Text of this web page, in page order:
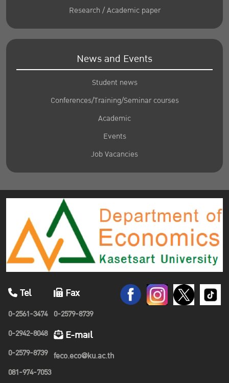
Research / Academic paper
News and Events
Student news
Conferences/Training/Seminar courses
Academic
Events
Job Vacancies
Tel
0-2561-3474
0-2942-8048
0-2579-8739
081-974-7053
Fax
0-2579-8739
E-mail
feco.eco@ku.ac.th